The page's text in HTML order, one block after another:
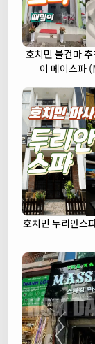
호치민 불건마
이 메이스
호치민 두리안스